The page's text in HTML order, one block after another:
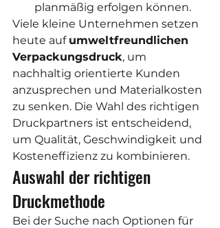
planmäßig erfolgen können.
Viele kleine Unternehmen setzen
heute auf umweltfreundlichen
Verpackungsdruck, um
nachhaltig orientierte Kunden
anzusprechen und Materialkosten
zu senken. Die Wahl des richtigen
Druckpartners ist entscheidend,
um Qualität, Geschwindigkeit und
Kosteneffizienz zu kombinieren.
Auswahl der richtigen
Druckmethode
Bei der Suche nach Optionen für